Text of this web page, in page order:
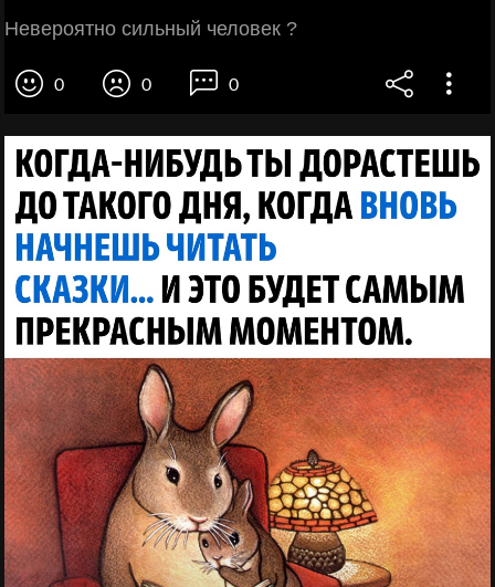
Невероятно сильный человек ?
0 0 0